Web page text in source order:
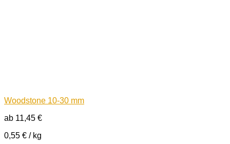
Woodstone 10-30 mm
ab 11,45 €
0,55 € / kg